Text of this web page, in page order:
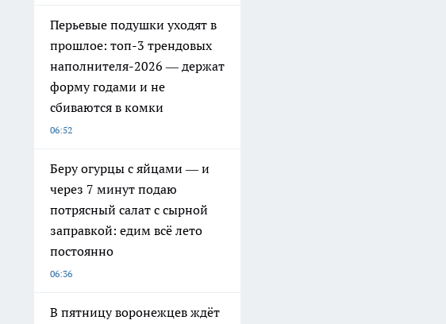
Перьевые подушки уходят в
прошлое: топ-3 трендовых
наполнителя-2026 — держат
форму годами и не
сбиваются в комки
06:52
Беру огурцы с яйцами — и
через 7 минут подаю
потрясный салат с сырной
заправкой: едим всё лето
постоянно
06:36
В пятницу воронежцев ждёт